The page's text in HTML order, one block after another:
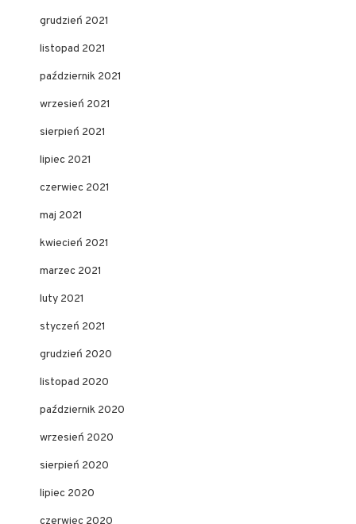
grudzień 2021
listopad 2021
październik 2021
wrzesień 2021
sierpień 2021
lipiec 2021
czerwiec 2021
maj 2021
kwiecień 2021
marzec 2021
luty 2021
styczeń 2021
grudzień 2020
listopad 2020
październik 2020
wrzesień 2020
sierpień 2020
lipiec 2020
czerwiec 2020